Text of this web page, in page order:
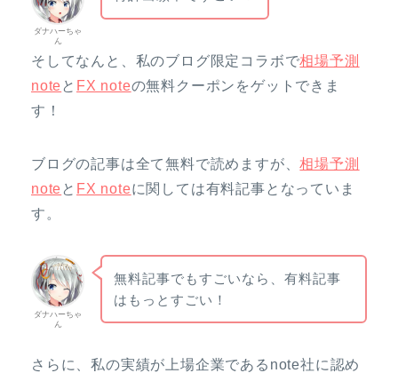
ダナハーちゃ
ん
そしてなんと、私のブログ限定コラボで相場予測
note と FX noteの無料クーポンをゲットできま
す！
ブログの記事は全て無料で読めますが、相場予測
note と FX noteに関しては有料記事となっていま
す。
ダナハーちゃ
ん
無料記事でもすごいなら、有料記事
はもっとすごい！
さらに、私の実績が上場企業であるnote社に認め